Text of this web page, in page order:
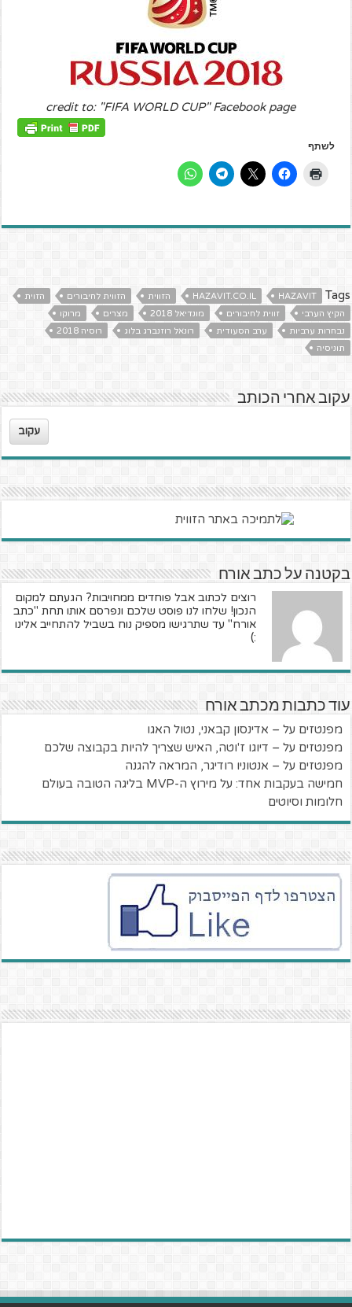
credit to: "FIFA WORLD CUP" Facebook page
לשתף
Tags
HAZAVIT
HAZAVIT.CO.IL הזווית הזווית לחיבורים
הזוית
הקיץ הערבי
זווית לחיבורים מונדיאל 2018 מצרים
מרוקו
נבחרות ערביות
ערב הסעודית רונאל רוזנברג בלוג
רוסיה 2018
תוניסיה
עקוב אחרי הכותב
עקוב
בקטנה על כתב אורח
רוצים לכתוב אבל פוחדים ממחויבות? הגעתם למקום
הנכון! שלחו לנו פוסט שלכם ונפרסם אותו תחת "כתב
אורח" עד שתרגישו מספיק נוח בשביל להתחייב אלינו
:)
עוד כתבות מכתב אורח
מפנטזים על – אדינסון קבאני, נטול האגו
מפנטזים על – דיוגו ז'וטה, האיש שצריך להיות בקבוצה שלכם
מפנטזים על – אנטוניו רודיגר, המראה להגנה
חמישה בעקבות אחד: על מירוץ ה-MVP בליגה הטובה בעולם
חלומות וסיוטים